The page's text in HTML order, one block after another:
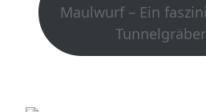
Maulwurf – Ein
Tunnelgräber